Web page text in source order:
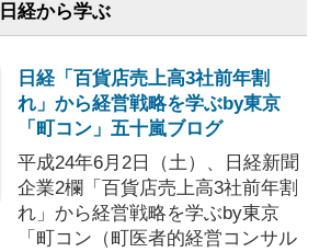
日経から学ぶ
日経「百貨店売上高3社前年割
れ」から経営戦略を学ぶby東京
「町コン」五十嵐ブログ
平成24年6月2日（土）、日経新聞
企業2欄「百貨店売上高3社前年割
れ」から経営戦略を学ぶby東京
「町コン（町医者的経営コンサル